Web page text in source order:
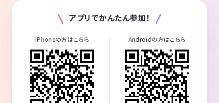
アプリでかんたん参加！
iPhoneの方はこちら Androidの方はこちら